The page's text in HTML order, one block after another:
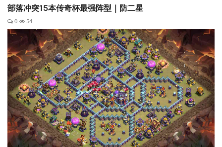
部落冲突15本传奇杯最强阵型｜防二星
0 54